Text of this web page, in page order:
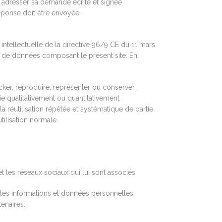
sa demande écrite et signée
doit être envoyée.
de la directive 96/9 CE du 11 mars
données composant le présent site. En
reproduire, représenter ou conserver,
qualitativement ou quantitativement
réutilisation répétée et systématique de partie
normale.
réseaux sociaux qui lui sont associés.
informations et données personnelles